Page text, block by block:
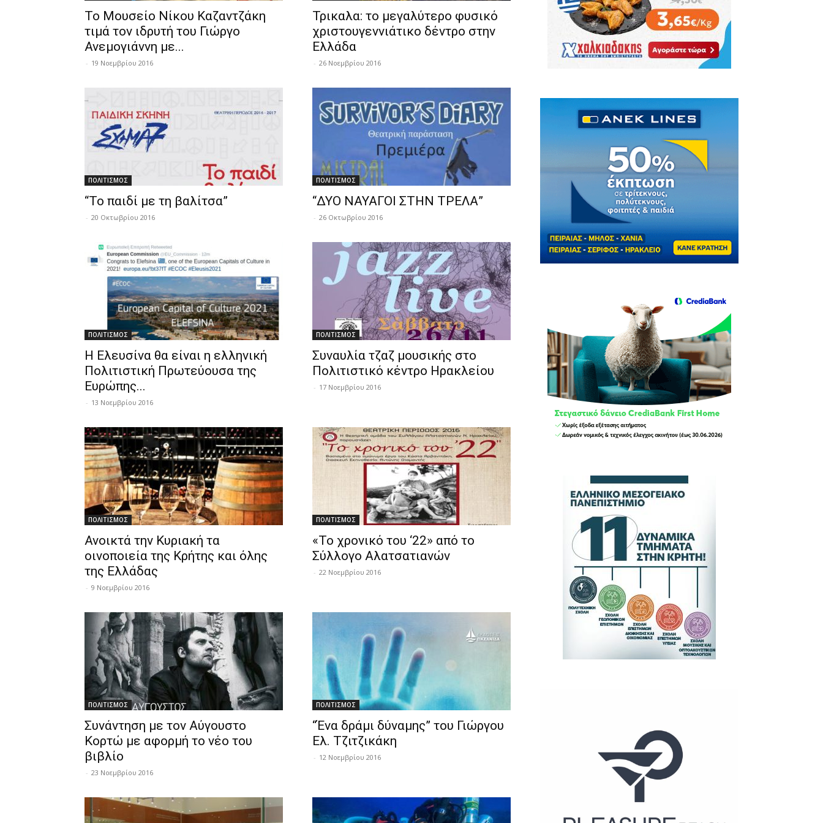
Το Μουσείο Νίκου Καζαντζάκη
τιμά τον ιδρυτή του Γιώργο
Ανεμογιάννη με...
- 19 Νοεμβρίου 2016
Τρικαλα: το μεγαλύτερο φυσικό
χριστουγεννιάτικο δέντρο στην
Ελλάδα
- 26 Νοεμβρίου 2016
ΠΟΛΙΤΙΣΜΟΣ
“Το παιδί με τη βαλίτσα”
- 20 Οκτωβρίου 2016
ΠΟΛΙΤΙΣΜΟΣ
“ΔΥΟ ΝΑΥΑΓΟΙ ΣΤΗΝ ΤΡΕΛΑ”
- 26 Οκτωβρίου 2016
ΠΟΛΙΤΙΣΜΟΣ
Η Ελευσίνα θα είναι η ελληνική
Πολιτιστική Πρωτεύουσα της
Ευρώπης...
- 13 Νοεμβρίου 2016
ΠΟΛΙΤΙΣΜΟΣ
Συναυλία τζαζ μουσικής στο
Πολιτιστικό κέντρο Ηρακλείου
- 17 Νοεμβρίου 2016
ΠΟΛΙΤΙΣΜΟΣ
Ανοικτά την Κυριακή τα
οινοποιεία της Κρήτης και όλης
της Ελλάδας
- 9 Νοεμβρίου 2016
ΠΟΛΙΤΙΣΜΟΣ
«Το χρονικό του ‘22» από το
Σύλλογο Αλατσατιανών
- 22 Νοεμβρίου 2016
ΠΟΛΙΤΙΣΜΟΣ
Συνάντηση με τον Αύγουστο
Κορτώ με αφορμή το νέο του
βιβλίο
- 23 Νοεμβρίου 2016
ΠΟΛΙΤΙΣΜΟΣ
“Ένα δράμι δύναμης” του Γιώργου
Ελ. Τζιτζικάκη
- 12 Νοεμβρίου 2016